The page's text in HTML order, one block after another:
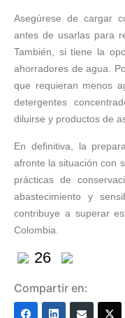
Asegúrese de cargar
antes de usarlas para
También, si tiene la
ahorradores de agua.
que requieran menos
detergentes
diluirse y productos de
En definitiva, la
afronte la situación con
prácticas de
abastecimiento y
contribuye a superar
Colombia.
26
Compartir en: